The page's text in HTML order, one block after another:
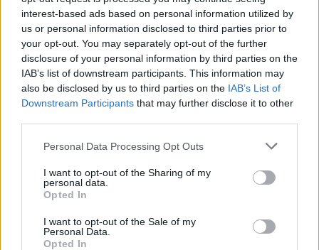
interest-based ads based on personal information utilized by
us or personal information disclosed to third parties prior to
your opt-out. You may separately opt-out of the further
disclosure of your personal information by third parties on the
IAB’s list of downstream participants. This information may
also be disclosed by us to third parties on the IAB’s List of
Downstream Participants that may further disclose it to other
Personal Data Processing Opt Outs
I want to opt-out of the Sharing of my
personal data.
Opted In
I want to opt-out of the Sale of my
Personal Data.
Opted In
REDAZIONE
Twitter: @Calciopremier